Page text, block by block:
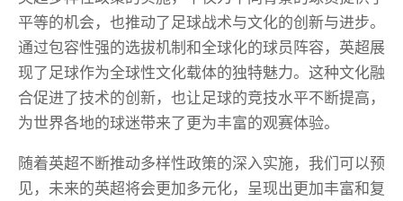
平等的机会，也推动了足球战术与文化的创新与进步。
通过包容性强的选拔机制和全球化的球员阵容，英超展
现了足球作为全球性文化载体的独特魅力。这种文化融
合促进了技术的创新，也让足球的竞技水平不断提高，
为世界各地的球迷带来了更为丰富的观赛体验。
随着英超不断推动多样性政策的深入实施，我们可以预
见，未来的英超将会更加多元化，呈现出更加丰富和复